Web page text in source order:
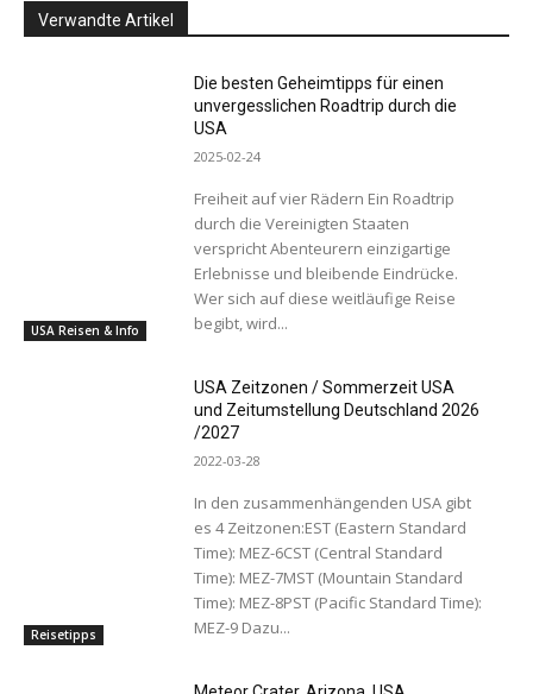
Verwandte Artikel
USA Reisen & Info
Die besten Geheimtipps für einen
unvergesslichen Roadtrip durch die
USA
2025-02-24
Freiheit auf vier Rädern Ein Roadtrip
durch die Vereinigten Staaten
verspricht Abenteurern einzigartige
Erlebnisse und bleibende Eindrücke.
Wer sich auf diese weitläufige Reise
begibt, wird...
Reisetipps
USA Zeitzonen / Sommerzeit USA
und Zeitumstellung Deutschland 2026
/2027
2022-03-28
In den zusammenhängenden USA gibt
es 4 Zeitzonen:EST (Eastern Standard
Time): MEZ-6CST (Central Standard
Time): MEZ-7MST (Mountain Standard
Time): MEZ-8PST (Pacific Standard Time):
MEZ-9 Dazu...